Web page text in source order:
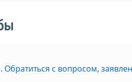
с вопросом,